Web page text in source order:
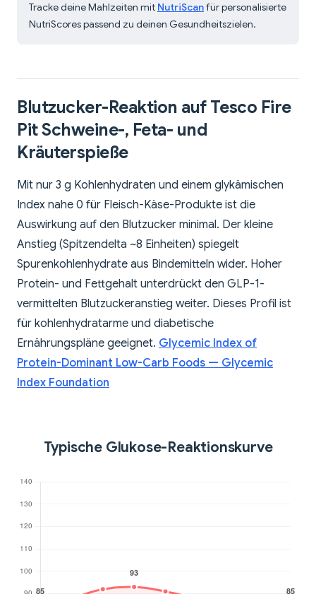
Tracke deine Mahlzeiten mit NutriScanfür personalisierte
NutriScores passend zu deinen Gesundheitszielen.
Blutzucker-Reaktion auf Tesco Fire
Pit Schweine-, Feta- und
Kräuterspieße
Mit nur 3 g Kohlenhydraten und einem glykämischen
Index nahe 0 für Fleisch-Käse-Produkte ist die
Auswirkung auf den Blutzucker minimal. Der kleine
Anstieg (Spitzendelta ~8 Einheiten) spiegelt
Spurenkohlenhydrate aus Bindemitteln wider. Hoher
Protein- und Fettgehalt unterdrückt den GLP-1-
vermittelten Blutzuckeranstieg weiter. Dieses Profil ist
für kohlenhydratarme und diabetische
Ernährungspläne geeignet. Glycemic Index of
Protein-Dominant Low-Carb Foods — Glycemic
Index Foundation
Typische Glukose-Reaktionskurve